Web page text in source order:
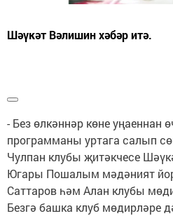
Шәүкәт Вәлишин хәбәр итә.
- Без өлкәннәр көне уңаеннан
программаны уртага салып
Чулпан клубы җитәкчесе
Югары Пошалым мәдәният
Саттаров һәм Алан клубы
Безгә башка клуб мөдирләре